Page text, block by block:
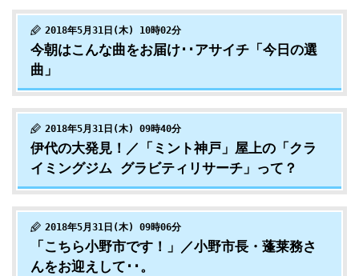
2018年5月31日(木) 10時02分
今朝はこんな曲をお届け･･アサイチ「今日の選
曲」
2018年5月31日(木) 09時40分
伊代の大発見！／「ミント神戸」屋上の「クラ
イミングジム グラビティリサーチ」って？
2018年5月31日(木) 09時06分
「こちら小野市です！」／小野市長・蓬莱務さ
んをお迎えして･･。